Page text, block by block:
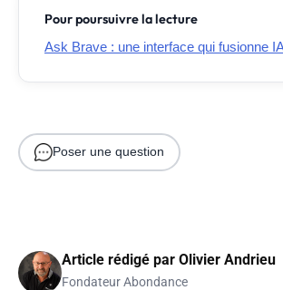
Pour poursuivre la lecture
Ask Brave : une interface qui fusionne
Poser une question
Article rédigé par Olivier Andrieu
Fondateur Abondance